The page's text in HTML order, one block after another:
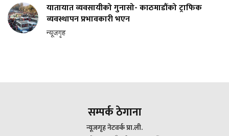
यातायात व्यवसायीको गुनासो- काठमाडौंको ट्राफिक
व्यवस्थापन प्रभावकारी भएन
न्यूजगृह
सम्पर्क ठेगाना
न्यूजगृह नेटवर्क प्रा.ली.